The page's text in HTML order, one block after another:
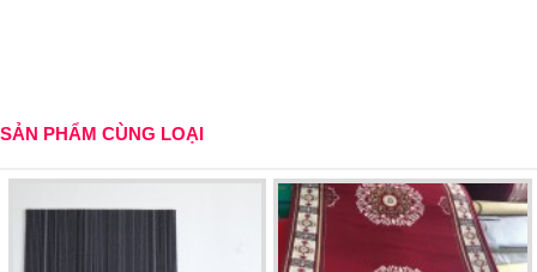
SẢN PHẨM CÙNG LOẠI